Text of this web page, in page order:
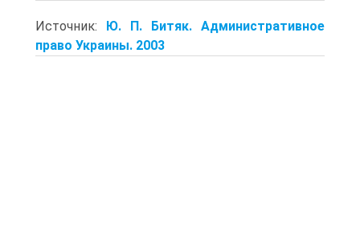
Источник: Ю. П. Битяк. Административное
право Украины. 2003